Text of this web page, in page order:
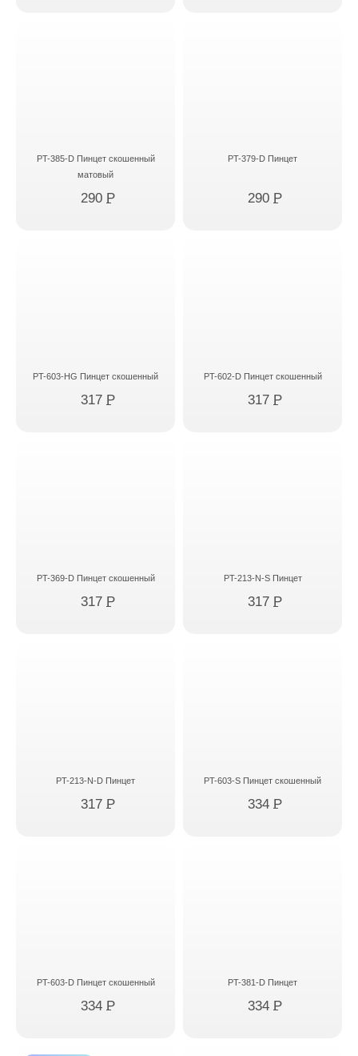
PT-385-D Пинцет скошенный
матовый
290 P
PT-379-D Пинцет
290 P
PT-603-HG Пинцет скошенный
317 P
PT-602-D Пинцет скошенный
317 P
PT-369-D Пинцет скошенный
317 P
PT-213-N-S Пинцет
317 P
PT-213-N-D Пинцет
317 P
PT-603-S Пинцет скошенный
334 P
PT-603-D Пинцет скошенный
334 P
PT-381-D Пинцет
334 P